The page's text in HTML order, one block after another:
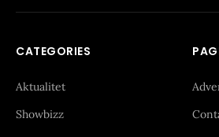
CATEGORIES
Aktualitet
Showbizz